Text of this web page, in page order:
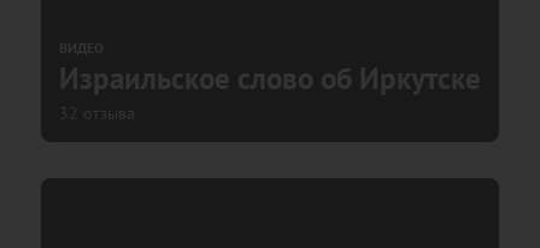
ВИДЕО
Израильское слово об Иркутске
32 отзыва